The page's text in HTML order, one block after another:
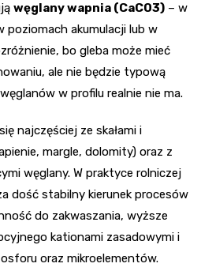
węglany wapnia (CaCO3) – w
poziomach akumulacji lub w
bo gleba może mieć
ale nie będzie typową
w profilu realnie nie ma.
najczęściej ze skałami i
margle, dolomity) oraz z
węglany. W praktyce rolniczej
dość stabilny kierunek procesów
do zakwaszania, wyższe
kationami zasadowymi i
oraz mikroelementów.